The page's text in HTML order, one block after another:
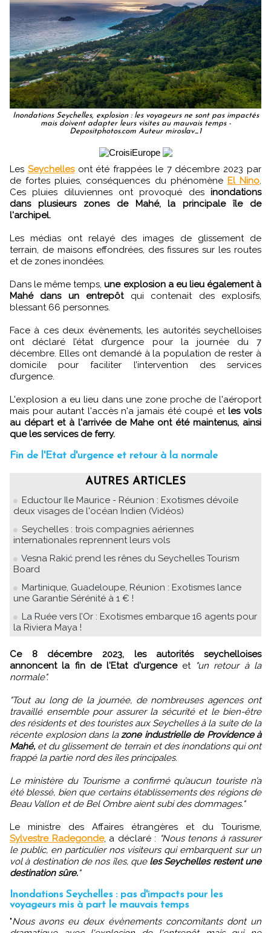
Inondations Seychelles, explosion : les voyageurs ne sont pas impactés
mais doivent adapter leurs visites au mauvais temps -
Depositphotos.com Auteur miroslav_1
Les Seychellesont été frappées le 7 décembre 2023 par
de fortes pluies, conséquences du phénomène El Nino.
Ces pluies diluviennes ont provoqué des inondations
dans plusieurs zones de Mahé, la principale île de
l'archipel.
Les médias ont relayé des images de glissement de
terrain, de maisons effondrées, des fissures sur les routes
et de zones inondées.
Dans le même temps,une explosion a eu lieu également à
Mahé dans un entrepôtqui contenait des explosifs,
blessant 66 personnes.
Face à ces deux évènements, les autorités seychelloises
ont déclaré l’état d’urgence pour la journée du 7
décembre. Elles ont demandé à la population de rester à
domicile pour faciliter l’intervention des services
d’urgence.
L'explosion a eu lieu dans une zone proche de l'aéroport
mais pour autant l'accès n'a jamais été coupé etles vols
au départ et à l'arrivée de Mahe ont été maintenus, ainsi
que les services de ferry.
Fin de l'Etat d'urgence et retour à la normale
AUTRES ARTICLES
Eductour Ile Maurice - Réunion : Exotismes dévoile
deux visages de l'océan Indien (Vidéos)
Seychelles : trois compagnies aériennes
internationales reprennent leurs vols
Vesna Rakić prend les rênes du Seychelles Tourism
Board
Martinique, Guadeloupe, Réunion : Exotismes lance
une Garantie Sérénité à 1 € !
La Ruée vers l’Or : Exotismes embarque 16 agents pour
la Riviera Maya !
Ce 8 décembre 2023, les autorités seychelloises
annoncent la fin de l'Etat d'urgenceet"un retour à la
normale".
"Tout au long de la journée, de nombreuses agences ont
travaillé ensemble pour assurer la sécurité et le bien-être
des résidents et des touristes aux Seychelles à la suite de la
récente explosion dans lazone industrielle de Providence à
Mahé,et du glissement de terrain et des inondations qui ont
frappé la partie nord des îles principales.
Le ministère du Tourisme a confirmé qu’aucun touriste n’a
été blessé, bien que certains établissements des régions de
Beau Vallon et de Bel Ombre aient subi des dommages."
Le ministre des Affaires étrangères et du Tourisme,
Sylvestre Radegonde, a déclaré : "Nous tenons à rassurer
le public, en particulier nos visiteurs qui embarquent sur un
vol à destination de nos îles, que les Seychelles restent une
destination sûre."
Inondations Seychelles : pas d'impacts pour les
voyageurs mis à part le mauvais temps
"Nous avons eu deux évènements concomitants dont un